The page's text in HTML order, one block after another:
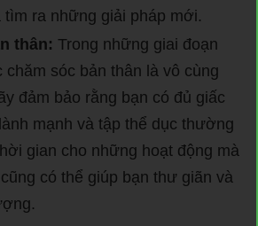
tìm ra những giải pháp mới.
thân: Trong những giai đoạn
chăm sóc bản thân là vô cùng
đảm bảo rằng bạn có đủ giấc
mạnh và tập thể dục thường
gian cho những hoạt động mà
có thể giúp bạn thư giãn và